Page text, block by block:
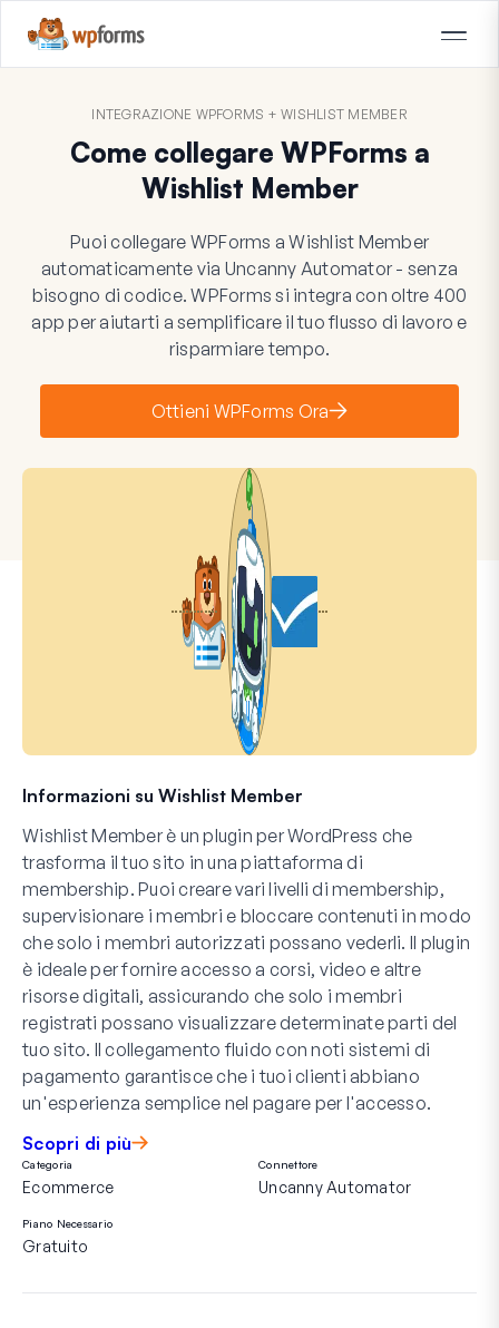
INTEGRAZIONE WPFORMS + WISHLIST MEMBER
Come collegare WPForms a
Wishlist Member
Puoi collegare WPForms a Wishlist Member
automaticamente via Uncanny Automator - senza
bisogno di codice. WPForms si integra con oltre 400
app per aiutarti a semplificare il tuo flusso di lavoro e
risparmiare tempo.
Ottieni WPForms Ora
Informazioni su Wishlist Member
Wishlist Member è un plugin per WordPress che
trasforma il tuo sito in una piattaforma di
membership. Puoi creare vari livelli di membership,
supervisionare i membri e bloccare contenuti in modo
che solo i membri autorizzati possano vederli. Il plugin
è ideale per fornire accesso a corsi, video e altre
risorse digitali, assicurando che solo i membri
registrati possano visualizzare determinate parti del
tuo sito. Il collegamento fluido con noti sistemi di
pagamento garantisce che i tuoi clienti abbiano
un'esperienza semplice nel pagare per l'accesso.
Scopri di più
Categoria
Ecommerce
Connettore
Uncanny Automator
Piano Necessario
Gratuito